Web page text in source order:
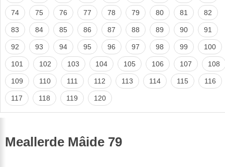
74 75 76 77 78 79 80 81 82
83 84 85 86 87 88 89 90 91
92 93 94 95 96 97 98 99 100
101 102 103 104 105 106 107 108
109 110 111 112 113 114 115 116
117 118 119 120
Meallerde Mâide 79